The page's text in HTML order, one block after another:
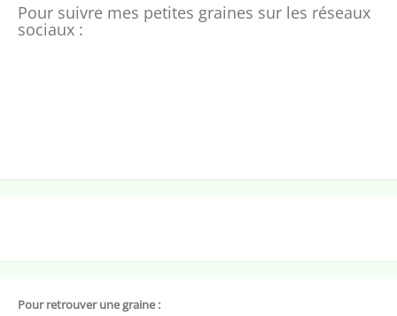
Pour suivre mes petites graines sur les réseaux
sociaux :
Pour retrouver une graine :